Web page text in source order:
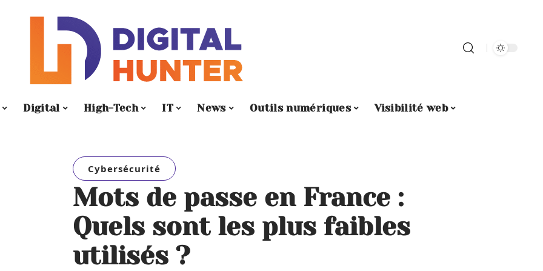
Digital High-Tech IT News Outils numériques Visibilité web
Cybersécurité
Mots de passe en France :
Quels sont les plus faibles
utilisés ?